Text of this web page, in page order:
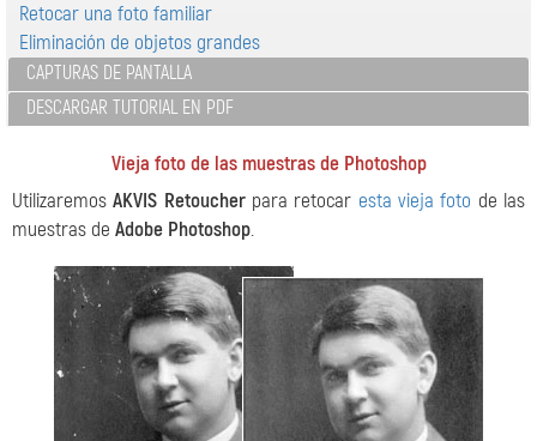
Retocar una foto familiar
Eliminación de objetos grandes
CAPTURAS DE PANTALLA
DESCARGAR TUTORIAL EN PDF
Vieja foto de las muestras de Photoshop
UtilizaremosAKVIS Retoucherpara retocar esta vieja foto de las
muestras de Adobe Photoshop.